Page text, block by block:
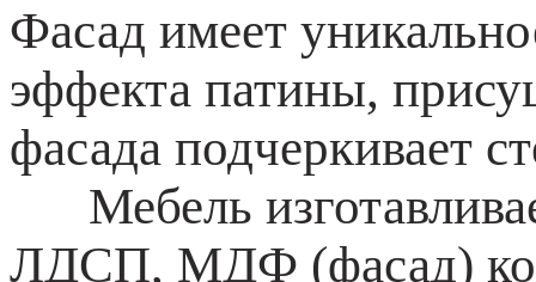
Фасад имеет
эффекта патины,
фасада подчеркивает
Мебель
ЛДСП, МДФ (фасад)